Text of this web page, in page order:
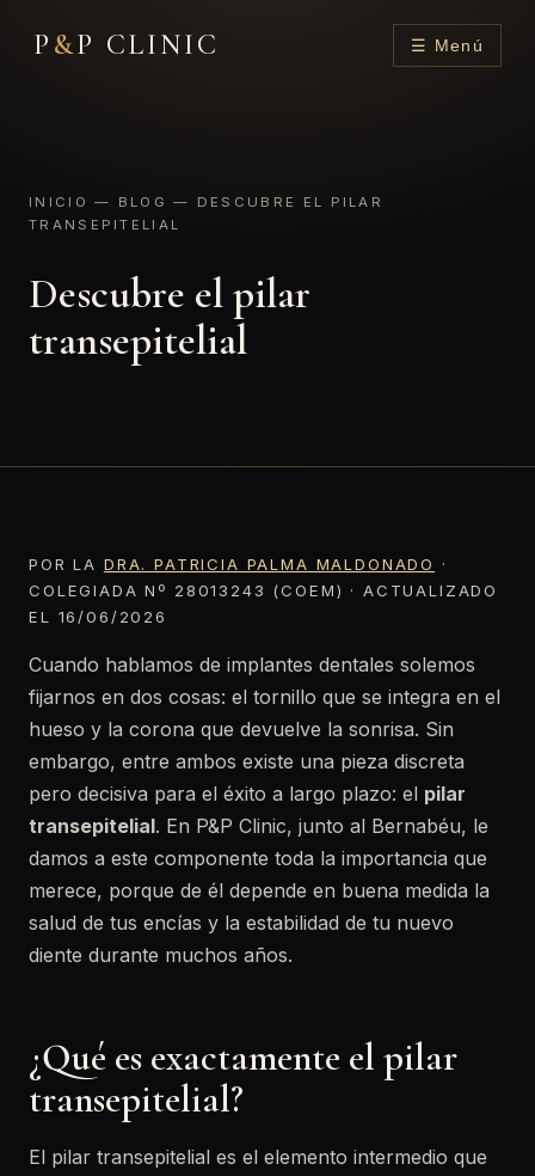
P &P CLINIC ☰ Menú
INICIO — BLOG — DESCUBRE EL PILAR
TRANSEPITELIAL
Descubre el pilar
transepitelial
POR LA DRA. PATRICIA PALMA MALDONADO
·
COLEGIADA Nº 28013243 (COEM) · ACTUALIZADO
EL 16/06/2026
Cuando hablamos de implantes dentales solemos
fijarnos en dos cosas: el tornillo que se integra en el
hueso y la corona que devuelve la sonrisa. Sin
embargo, entre ambos existe una pieza discreta
pero decisiva para el éxito a largo plazo: el pilar
transepitelial. En P&P Clinic, junto al Bernabéu, le
damos a este componente toda la importancia que
merece, porque de él depende en buena medida la
salud de tus encías y la estabilidad de tu nuevo
diente durante muchos años.
¿Qué es exactamente el pilar
transepitelial?
El pilar transepitelial es el elemento intermedio que